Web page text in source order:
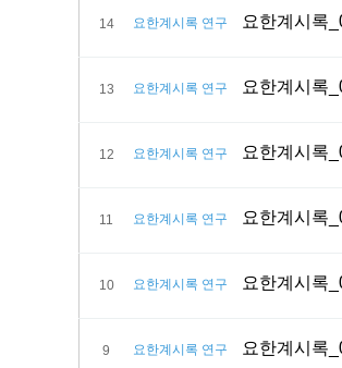
14 요한계시록 연구 요한계시록
13 요한계시록 연구 요한계시록
12 요한계시록 연구 요한계시록
11 요한계시록 연구 요한계시록
10 요한계시록 연구 요한계시록
9 요한계시록 연구 요한계시록